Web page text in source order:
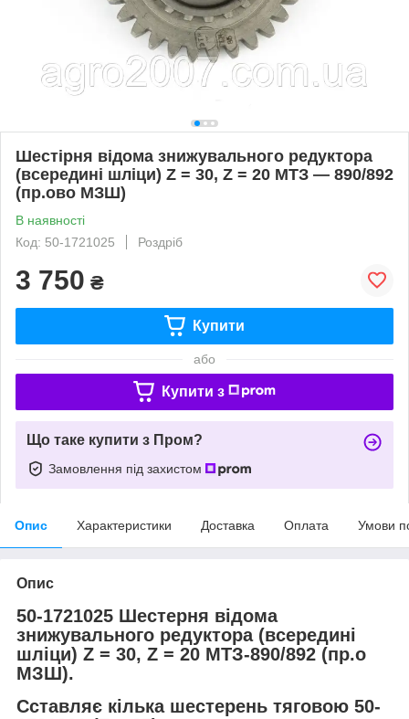
Шестірня відома знижувального редуктора
(всередині шліци) Z = 30, Z = 20 МТЗ — 890/892
(пр.ово МЗШ)
В наявності
Код: 50-1721025
Роздріб
3 750 ₴
Купити
або
Купити з
Що таке купити з Пром?
Замовлення під захистом
Опис Характеристики Доставка Оплата Умови
Опис
50-1721025 Шестерня відома
знижувального редуктора (всередині
шліци) Z = 30, Z = 20 МТЗ-890/892 (пр.о
МЗШ).
Сставляє кілька шестерень тяговою 50-